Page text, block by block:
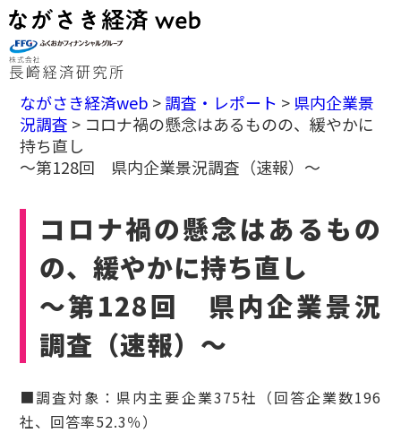
ながさき経済web >調査・レポート > 県内企業景
況調査 > コロナ禍の懸念はあるものの、緩やかに
持ち直し
～第128回 県内企業景況調査（速報）～
コロナ禍の懸念はあるもの
の、緩やかに持ち直し
～第128回 県内企業景況
調査（速報）～
■調査対象：県内主要企業375社（回答企業数196
社、回答率52.3％）